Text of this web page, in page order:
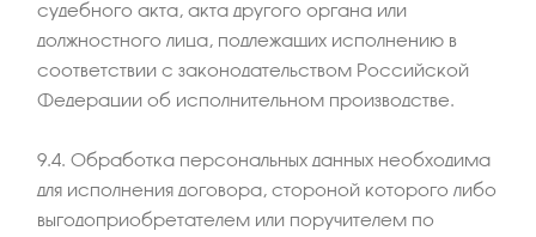
судебного акта, акта другого органа или
должностного лица, подлежащих исполнению в
соответствии с законодательством Российской
Федерации об исполнительном производстве.
9.4. Обработка персональных данных необходима
для исполнения договора, стороной которого либо
выгодоприобретателем или поручителем по